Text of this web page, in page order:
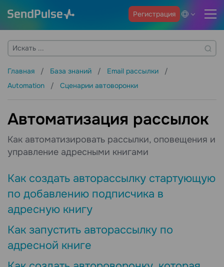
Регистрация
Главная База знаний
Email рассылки
Automation
Сценарии автоворонки
Автоматизация рассылок
Как автоматизировать рассылки, оповещения и
управление адресными книгами
Как создать авторассылку стартующую
по добавлению подписчика в
адресную книгу
Как запустить авторассылку по
адресной книге